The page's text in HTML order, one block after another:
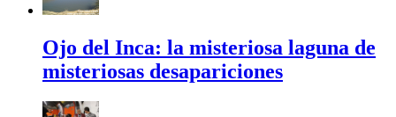
Ojo del Inca: la misteriosa laguna de
misteriosas desapariciones